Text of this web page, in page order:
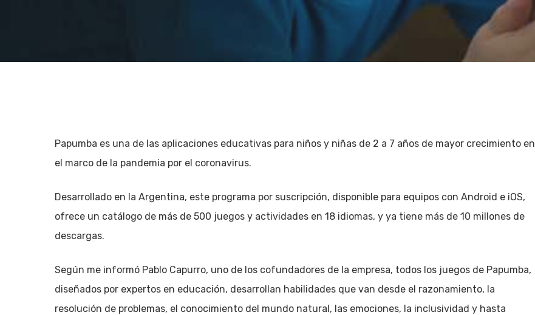
Hit enter to search or ESC to close
Papumba es una de las aplicaciones educativas para niños y niñas de 2 a 7 años de mayor crecimiento en
el marco de la pandemia por el coronavirus.
Desarrollado en la Argentina, este programa por suscripción, disponible para equipos con Android e iOS,
ofrece un catálogo de más de 500 juegos y actividades en 18 idiomas, y ya tiene más de 10 millones de
descargas.
Según me informó Pablo Capurro, uno de los cofundadores de la empresa, todos los juegos de Papumba,
diseñados por expertos en educación, desarrollan habilidades que van desde el razonamiento, la
resolución de problemas, el conocimiento del mundo natural, las emociones, la inclusividad y hasta